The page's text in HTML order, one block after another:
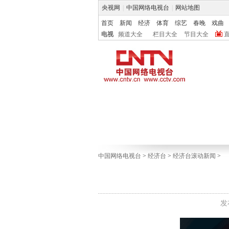
央视网 中国网络电视台 网站地图
首页 新闻 经济 体育 综艺 春晚
戏曲
电视
频道大全 栏目大全 节目大全
中国网络电视台 > 经济台 > 经济台滚动新闻 >